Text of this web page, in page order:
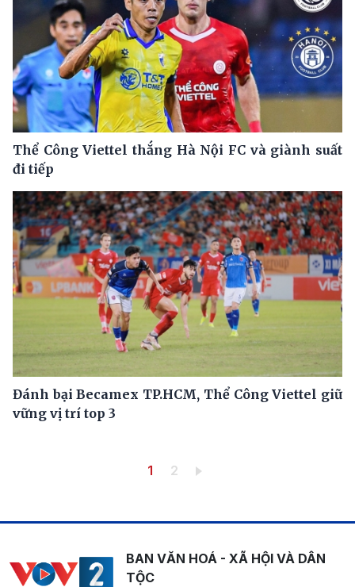
Thể Công Viettel thắng Hà Nội FC và giành suất
đi tiếp
Đánh bại Becamex TP.HCM, Thể Công Viettel giữ
vững vị trí top 3
Trang hiện thời
1 Trang
2
BAN VĂN HOÁ - XÃ HỘI VÀ DÂN
TỘC